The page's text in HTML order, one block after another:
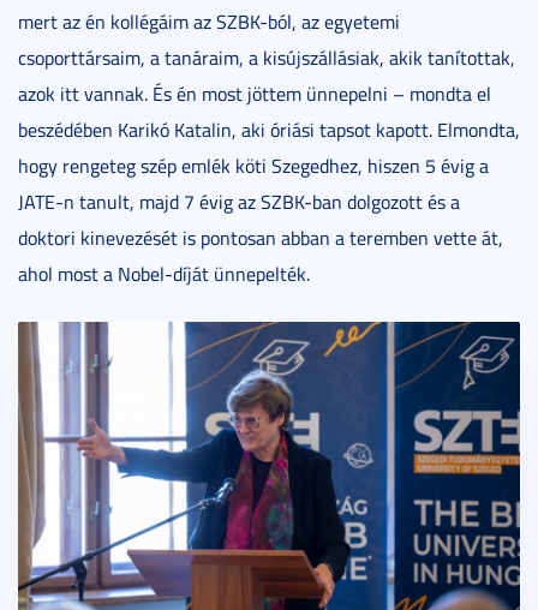
mert az én kollégáim az SZBK-ból, az egyetemi
csoporttársaim, a tanáraim, a kisújszállásiak, akik tanítottak,
azok itt vannak. És én most jöttem ünnepelni – mondta el
beszédében Karikó Katalin, aki óriási tapsot kapott. Elmondta,
hogy rengeteg szép emlék köti Szegedhez, hiszen 5 évig a
JATE-n tanult, majd 7 évig az SZBK-ban dolgozott és a
doktori kinevezését is pontosan abban a teremben vette át,
ahol most a Nobel-díját ünnepelték.